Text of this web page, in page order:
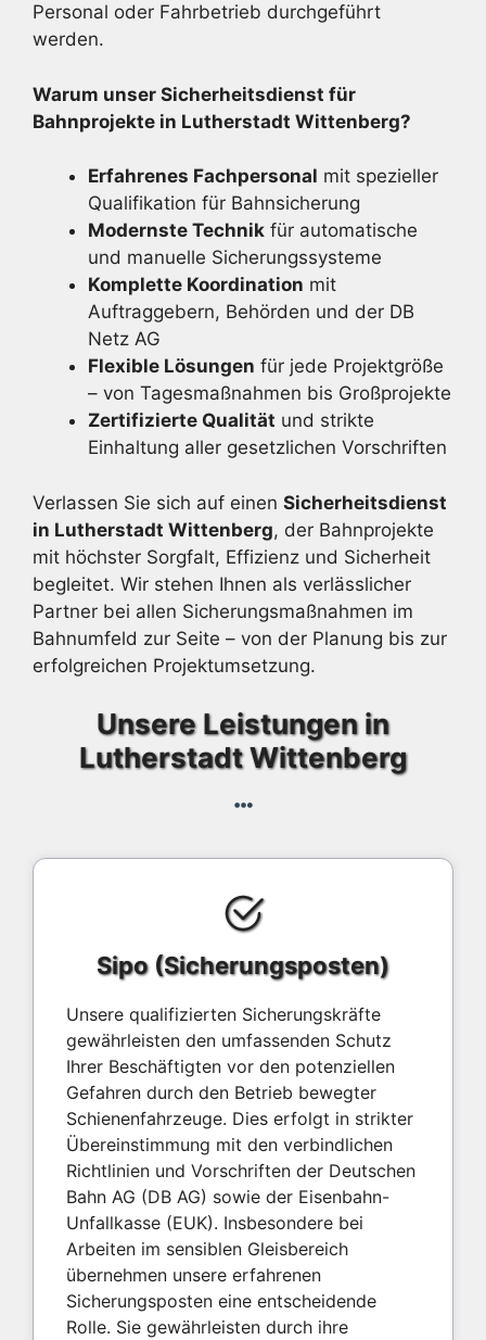
Personal oder Fahrbetrieb durchgeführt
werden.
Warum unser Sicherheitsdienst für
Bahnprojekte in Lutherstadt Wittenberg?
Erfahrenes Fachpersonal mit spezieller
Qualifikation für Bahnsicherung
Modernste Technik für automatische
und manuelle Sicherungssysteme
Komplette Koordination mit
Auftraggebern, Behörden und der DB
Netz AG
Flexible Lösungen für jede Projektgröße
– von Tagesmaßnahmen bis Großprojekte
Zertifizierte Qualität und strikte
Einhaltung aller gesetzlichen Vorschriften
Verlassen Sie sich auf einen Sicherheitsdienst
in Lutherstadt Wittenberg, der Bahnprojekte
mit höchster Sorgfalt, Effizienz und Sicherheit
begleitet. Wir stehen Ihnen als verlässlicher
Partner bei allen Sicherungsmaßnahmen im
Bahnumfeld zur Seite – von der Planung bis zur
erfolgreichen Projektumsetzung.
Unsere Leistungen in
Lutherstadt Wittenberg
Sipo (Sicherungsposten)
Unsere qualifizierten Sicherungskräfte
gewährleisten den umfassenden Schutz
Ihrer Beschäftigten vor den potenziellen
Gefahren durch den Betrieb bewegter
Schienenfahrzeuge. Dies erfolgt in strikter
Übereinstimmung mit den verbindlichen
Richtlinien und Vorschriften der Deutschen
Bahn AG (DB AG) sowie der Eisenbahn-
Unfallkasse (EUK). Insbesondere bei
Arbeiten im sensiblen Gleisbereich
übernehmen unsere erfahrenen
Sicherungsposten eine entscheidende
Rolle. Sie gewährleisten durch ihre